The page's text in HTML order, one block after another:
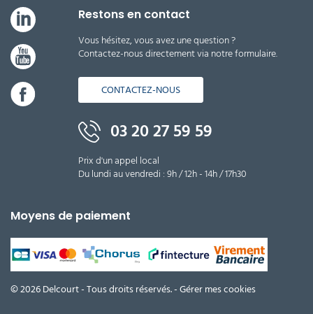
Restons en contact
Vous hésitez, vous avez une question ?
Contactez-nous directement via notre formulaire.
CONTACTEZ-NOUS
03 20 27 59 59
Prix d'un appel local
Du lundi au vendredi : 9h / 12h - 14h / 17h30
Moyens de paiement
© 2026 Delcourt - Tous droits réservés. -Gérer mes cookies